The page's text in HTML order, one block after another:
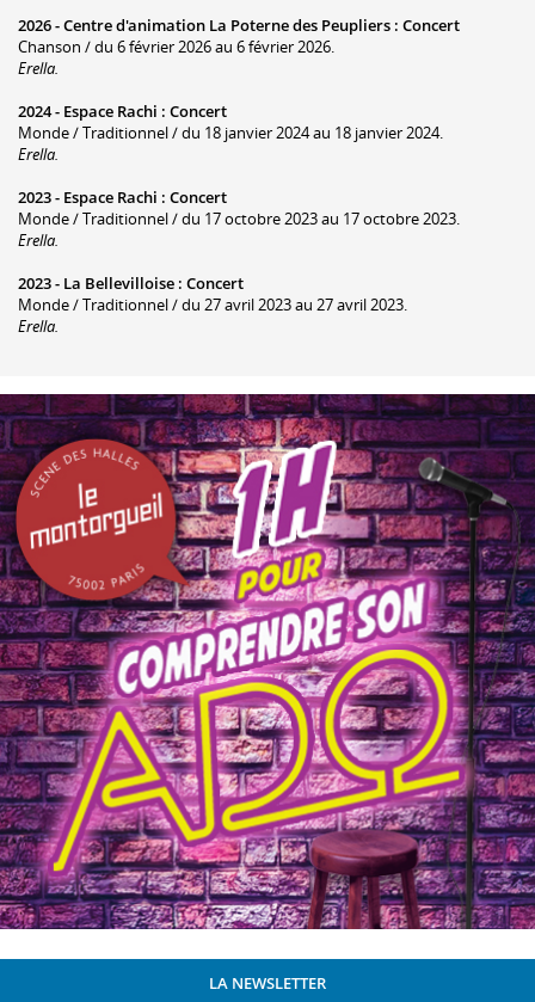
2026 -Centre d'animation La Poterne des Peupliers : Concert
Chanson / du 6 février 2026 au 6 février 2026.
Erella.
2024 - Espace Rachi : Concert
Monde / Traditionnel / du 18 janvier 2024 au 18 janvier 2024.
Erella.
2023 - Espace Rachi : Concert
Monde / Traditionnel / du 17 octobre 2023 au 17 octobre 2023.
Erella.
2023 - La Bellevilloise : Concert
Monde / Traditionnel / du 27 avril 2023 au 27 avril 2023.
Erella.
LA NEWSLETTER